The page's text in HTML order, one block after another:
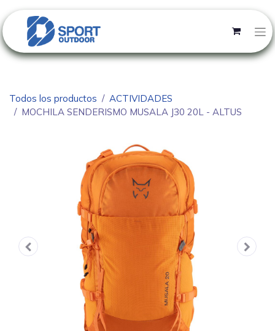
Todos los productos
ACTIVIDADES
MOCHILA SENDERISMO MUSALA J30 20L - ALTUS